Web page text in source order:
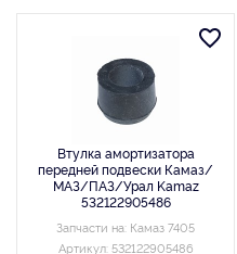
Втулка амортизатора
передней подвески Камаз/
МАЗ/ПАЗ/Урал Kamaz
532122905486
Запчасти на: Камаз 7405
Артикул: 532122905486